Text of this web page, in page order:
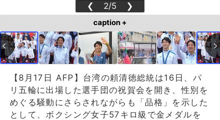
❮ 2/5 ❯
caption +
【8月17日 AFP】台湾の頼清徳総統は16日、パ
リ五輪に出場した選手団の祝賀会を開き、性別を
めぐる騒動にさらされながらも「品格」を示した
として、ボクシング女子57キロ級で金メダルを